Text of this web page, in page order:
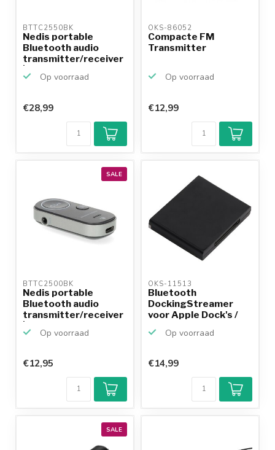
BTTC2550BK
Nedis portable
Bluetooth audio
transmitter/receiver
Op voorraad
€28,99
OKS-86052
Compacte FM
Transmitter
Op voorraad
€12,99
SALE
BTTC2500BK
Nedis portable
Bluetooth audio
transmitter/receiver
| 3,5...
Op voorraad
€12,95
OKS-11513
Bluetooth
DockingStreamer
voor Apple Dock's /
Op voorraad
€14,99
SALE